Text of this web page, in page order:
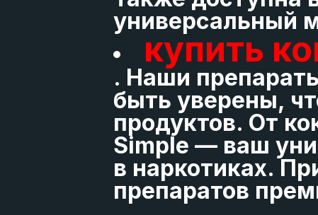
универсальный
купить
. Наши
быть уверены,
продуктов. От
Simple — ваш
в наркотиках.
препаратов